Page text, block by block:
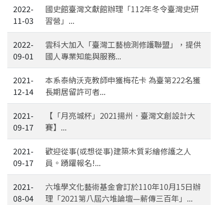
2022-
11-03
國史館臺灣文獻館辦理「112年冬令臺灣史研
習營」...
2022-
09-01
雲科大加入「臺灣工藝檢測修護聯盟」，提供
國人專業知能與服務...
2021-
12-14
本系泰納沃克教師申獲梅花卡 為臺第222名獲
長期居留許可者...
2021-
09-17
【「月亮城杯」2021揚州．臺灣文創設計大
賽】...
2021-
09-17
歡迎從事(或想從事)建築木質彩繪修護之人
員。踴躍報名!...
2021-
08-04
六堆學文化藝術基金會訂於110年10月15日辦
理「2021第八屆六堆論壇—薪傳三百年」...